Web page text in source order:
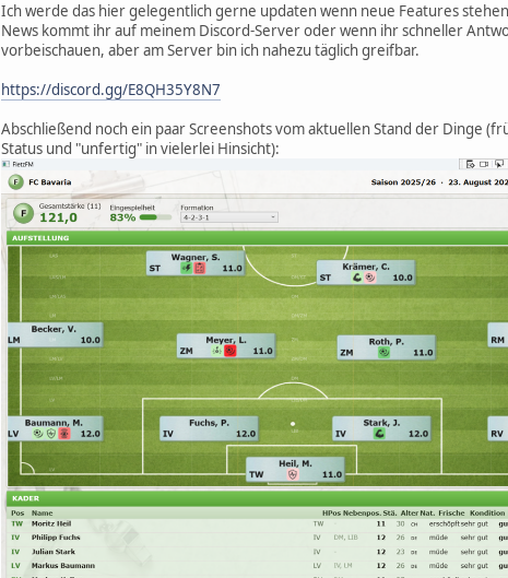
Ich werde das hier gelegentlich gerne updaten wenn neue Features
News kommt ihr auf meinem Discord-Server oder wenn ihr schneller
vorbeischauen, aber am Server bin ich nahezu täglich greifbar.
https://discord.gg/E8QH35Y8N7
Abschließend noch ein paar Screenshots vom aktuellen Stand der Dinge
Status und "unfertig" in vielerlei Hinsicht):